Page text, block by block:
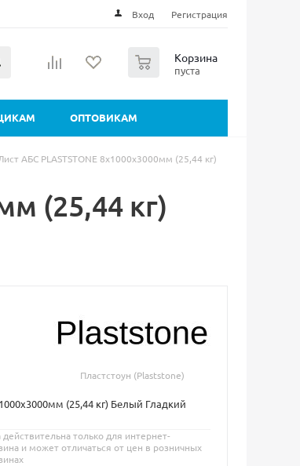
Вход Регистрация
Корзина
пуста
ОПТОВИКАМ
АБС PLASTSTONE 8х1000х3000мм (25,44 кг)
(25,44 кг)
Пластстоун (Plaststone)
(25,44 кг) Белый Гладкий
только для интернет-
и может отличаться от цен в розничных